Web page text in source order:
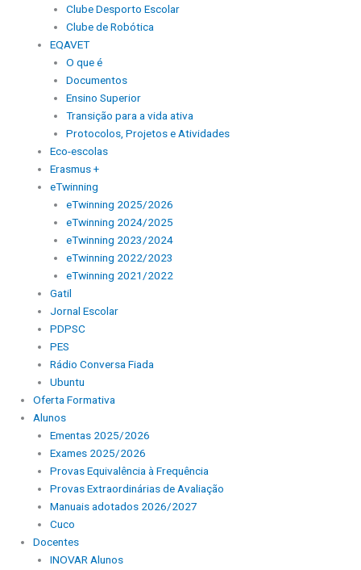
Clube Desporto Escolar
Clube de Robótica
EQAVET
O que é
Documentos
Ensino Superior
Transição para a vida ativa
Protocolos, Projetos e Atividades
Eco-escolas
Erasmus +
eTwinning
eTwinning 2025/2026
eTwinning 2024/2025
eTwinning 2023/2024
eTwinning 2022/2023
eTwinning 2021/2022
Gatil
Jornal Escolar
PDPSC
PES
Rádio Conversa Fiada
Ubuntu
Oferta Formativa
Alunos
Ementas 2025/2026
Exames 2025/2026
Provas Equivalência à Frequência
Provas Extraordinárias de Avaliação
Manuais adotados 2026/2027
Cuco
Docentes
INOVAR Alunos